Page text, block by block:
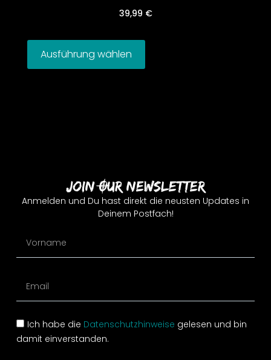
39,99 €
Ausführung wählen
Join Our Newsletter
Anmelden und Du hast direkt die neusten Updates in
Deinem Postfach!
Ich habe die Datenschutzhinweise gelesen und bin
damit einverstanden.